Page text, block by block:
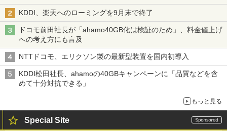
穴と楽天モバイルの課題
KDDI、楽天へのローミングを9月末で終了
ドコモ前田社長が「ahamo40GB化は検証のため」、料金値上げ
への考え方にも言及
NTTドコモ、エリクソン製の最新型装置を国内初導入
KDDI松田社長、ahamoの40GBキャンペーンに「品質などを含
めて十分対抗できる」
もっと見る
Special Site